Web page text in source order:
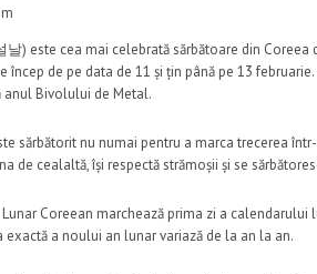
) este cea mai celebrată sărbătoare din Coreea
încep de pe data de 11 și țin până pe 13
anul Bivolului de Metal.
sărbătorit nu numai pentru a marca trecerea
de cealaltă, își respectă strămoșii și se
Coreean marchează prima zi a
exactă a noului an lunar variază de la an la an.